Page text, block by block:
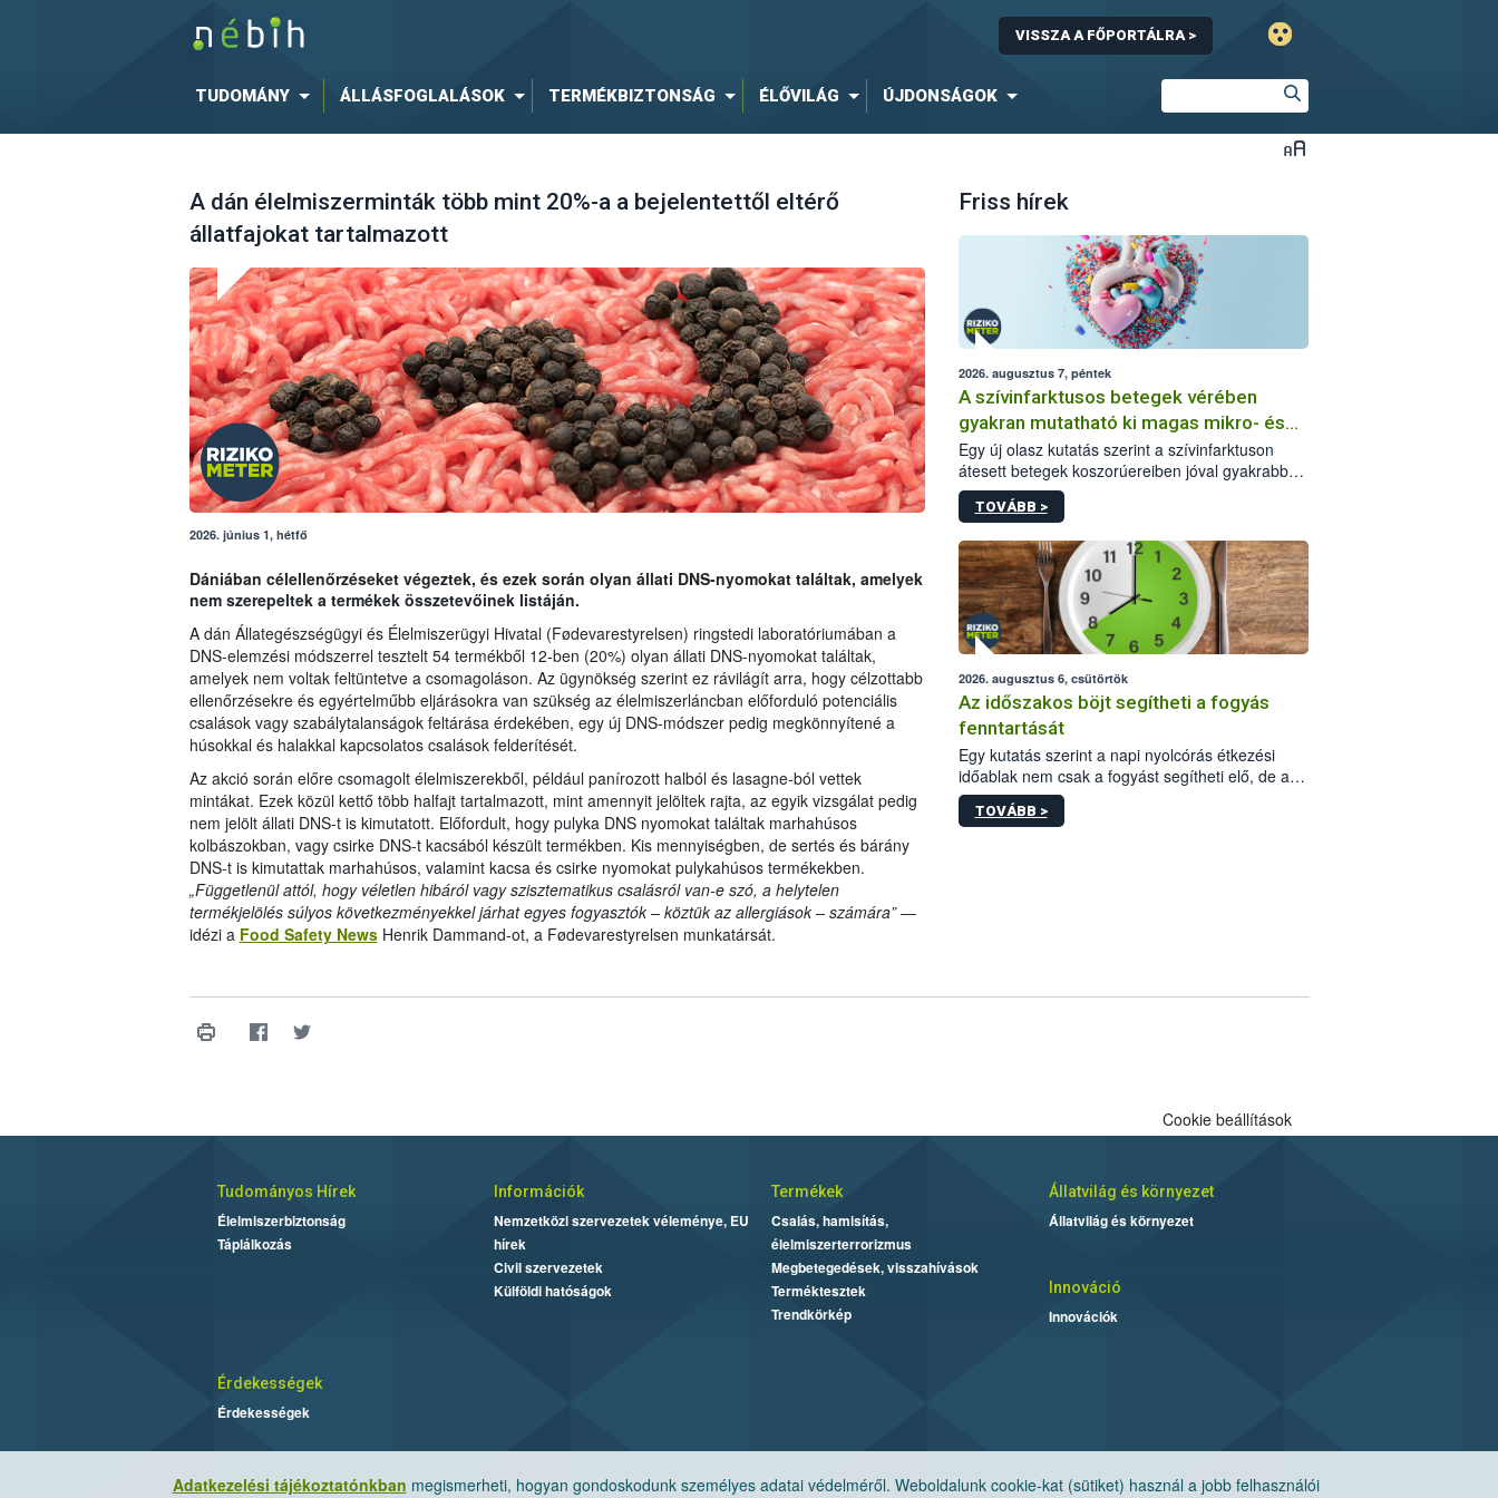
VISSZA A FŐPORTÁLRA >
TUDOMÁNY ÁLLÁSFOGLALÁSOK TERMÉKBIZTONSÁG ÉLŐVILÁG ÚJDONSÁGOK
A dán élelmiszerminták több mint 20%-a a bejelentettől eltérő
állatfajokat tartalmazott
2026. június 1, hétfő
Dániában célellenőrzéseket végeztek, és ezek során olyan állati DNS-nyomokat találtak, amelyek
nem szerepeltek a termékek összetevőinek listáján.
A dán Állategészségügyi és Élelmiszerügyi Hivatal (Fødevarestyrelsen) ringstedi laboratóriumában a
DNS-elemzési módszerrel tesztelt 54 termékből 12-ben (20%) olyan állati DNS-nyomokat találtak,
amelyek nem voltak feltüntetve a csomagoláson. Az ügynökség szerint ez rávilágít arra, hogy célzottabb
ellenőrzésekre és egyértelműbb eljárásokra van szükség az élelmiszerláncban előforduló potenciális
csalások vagy szabálytalanságok feltárása érdekében, egy új DNS-módszer pedig megkönnyítené a
húsokkal és halakkal kapcsolatos csalások felderítését.
Az akció során előre csomagolt élelmiszerekből, például panírozott halból és lasagne-ból vettek
mintákat. Ezek közül kettő több halfajt tartalmazott, mint amennyit jelöltek rajta, az egyik vizsgálat pedig
nem jelölt állati DNS-t is kimutatott. Előfordult, hogy pulyka DNS nyomokat találtak marhahúsos
kolbászokban, vagy csirke DNS-t kacsából készült termékben. Kis mennyiségben, de sertés és bárány
DNS-t is kimutattak marhahúsos, valamint kacsa és csirke nyomokat pulykahúsos termékekben.
„Függetlenül attól, hogy véletlen hibáról vagy szisztematikus csalásról van-e szó, a helytelen
termékjelölés súlyos következményekkel járhat egyes fogyasztók – köztük az allergiások – számára”―
idézi a Food Safety NewsHenrik Dammand-ot, a Fødevarestyrelsen munkatársát.
Friss hírek
2026. augusztus 7, péntek
A szívinfarktusos betegek vérében
gyakran mutatható ki magas mikro- és
nanoműanyag-szint
Egy új olasz kutatás szerint a szívinfarktuson
átesett betegek koszorúereiben jóval gyakrabban
találhatók mikro- és nanoműanyag-részecskék,
mint az egészséges személyeknél.
TOVÁBB >
2026. augusztus 6, csütörtök
Az időszakos böjt segítheti a fogyás
fenntartását
Egy kutatás szerint a napi nyolcórás étkezési
időablak nem csak a fogyást segítheti elő, de a
testsúly hosszú távú megtartását is támogathatja
túlsúlyos és elhízott felnőtteknél.
TOVÁBB >
Adatkezelési tájékoztatónkban megismerheti, hogyan gondoskodunk személyes adatai védelméről. Weboldalunk cookie-kat (sütiket) használ a jobb felhasználói
Cookie beállítások
Tudományos Hírek
Élelmiszerbiztonság
Táplálkozás
Információk
Nemzetközi szervezetek véleménye, EU
hírek
Civil szervezetek
Külföldi hatóságok
Termékek
Csalás, hamisítás,
élelmiszerterrorizmus
Megbetegedések, visszahívások
Terméktesztek
Trendkörkép
Állatvilág és környezet
Állatvilág és környezet
Innováció
Innovációk
Érdekességek
Érdekességek